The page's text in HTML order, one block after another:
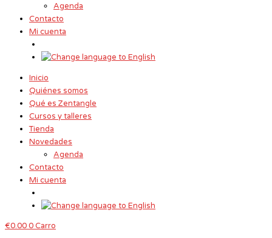
Agenda
Contacto
Mi cuenta
Inicio
Quiénes somos
Qué es Zentangle
Cursos y talleres
Tienda
Novedades
Agenda
Contacto
Mi cuenta
€0.000Carro